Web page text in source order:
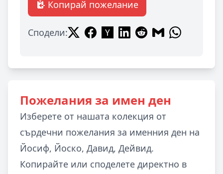
Копирай пожелание
Сподели:
Пожелания за имен ден
Изберете от нашата колекция от
сърдечни пожелания за именния ден на
Йосиф, Йоско, Давид, Дейвид.
Копирайте или споделете директно в